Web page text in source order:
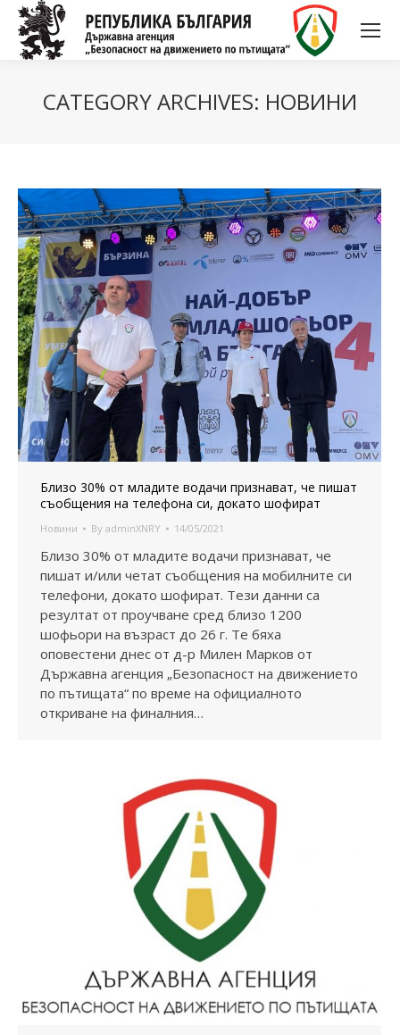
CATEGORY ARCHIVES: НОВИНИ
Близо 30% от младите водачи признават, че пишат
съобщения на телефона си, докато шофират
Новини By adminXNRY 14/05/2021
Близо 30% от младите водачи признават, че
пишат и/или четат съобщения на мобилните си
телефони, докато шофират. Тези данни са
резултат от проучване сред близо 1200
шофьори на възраст до 26 г. Те бяха
оповестени днес от д-р Милен Марков от
Държавна агенция „Безопасност на движението
по пътищата“ по време на официалното
откриване на финалния…